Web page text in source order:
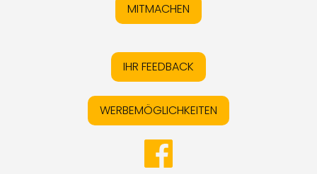
MITMACHEN
IHR FEEDBACK
WERBEMÖGLICHKEITEN